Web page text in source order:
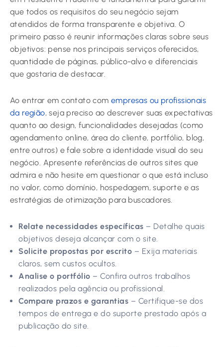
que todos os requisitos do seu negócio sejam
atendidos de forma transparente e objetiva. O
primeiro passo é reunir informações claras sobre seus
objetivos: pense nos principais serviços oferecidos,
quantidade de páginas, público-alvo e diferenciais
que gostaria de destacar.
Ao entrar em contato com empresas ou profissionais
da região, seja preciso ao descrever suas expectativas
quanto ao design, funcionalidades desejadas (como
agendamento online, área do cliente, portfólio, blog,
entre outros) e fale sobre a identidade visual do seu
negócio. Apresente referências de outros sites que
admira e não hesite em questionar o que está incluso
no valor, como domínio, hospedagem, suporte e as
estratégias de otimização para buscadores.
Relate necessidades específicas – Detalhe quais
objetivos deseja alcançar com o site.
Solicite propostas por escrito – Exija materiais
claros, sem custos ocultos.
Analise o portfólio – Confira outros trabalhos
realizados pela agência ou profissional.
Compare prazos e garantias – Certifique-se dos
tempos de entrega e do suporte prestado após a
publicação do site.